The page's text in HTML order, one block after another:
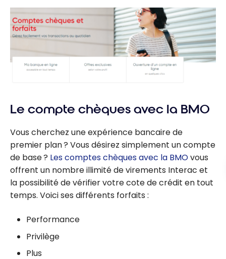
cartes de
crédit Banque
Nationale -
Le compte chèques avec la BMO
Vous cherchez une expérience bancaire de
premier plan ? Vous désirez simplement un compte
de base ? Les comptes chèques avec la BMOvous
offrent un nombre illimité de virements Interac et
la possibilité de vérifier votre cote de crédit en tout
temps. Voici ses différents forfaits :
Performance
Privilège
Plus